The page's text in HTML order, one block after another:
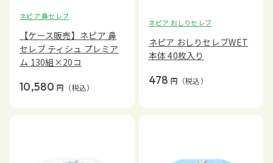
ネピア 鼻セレブ
【ケース販売】ネピア 鼻
セレブ ティシュ プレミア
ム 130組×20コ
10,580 円 （税込）
ネピア おしりセレブ
ネピア おしりセレブWET
本体 40枚入り
478 円 （税込）